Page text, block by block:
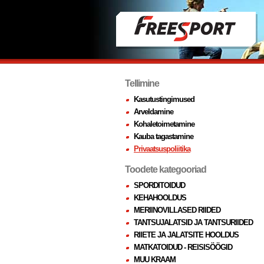
Tellimine
Kasutustingimused
Arveldamine
Kohaletoimetamine
Kauba tagastamine
Privaatsuspoliitika
Toodete kategooriad
SPORDITOIDUD
KEHAHOOLDUS
MERIINOVILLASED RIIDED
TANTSUJALATSID JA TANTSURIIDED
RIIETE JA JALATSITE HOOLDUS
MATKATOIDUD - REISISÖÖGID
MUU KRAAM